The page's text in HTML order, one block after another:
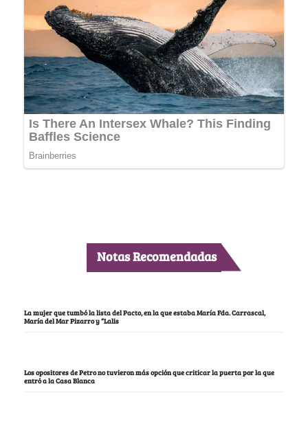
Notas Recomendadas
La mujer que tumbó la lista del Pacto, en la que estaba María Fda. Carrascal,
María del Mar Pizarro y “Lalis
Los opositores de Petro no tuvieron más opción que criticar la puerta por la que
entró a la Casa Blanca